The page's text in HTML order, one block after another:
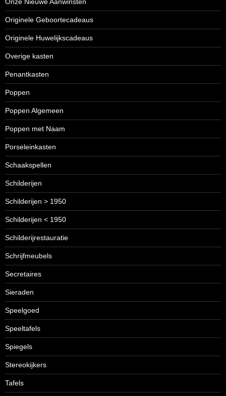
Originele Geboortecadeaus
Originele Huwelijkscadeaus
Overige kasten
Penantkasten
Poppen
Poppen Algemeen
Poppen met Naam
Porseleinkasten
Schaakspellen
Schilderijen
Schilderijen > 1950
Schilderijen < 1950
Schilderijrestauratie
Schrijfmeubels
Secretaires
Sieraden
Speelgoed
Speeltafels
Spiegels
Stereokijkers
Tafels